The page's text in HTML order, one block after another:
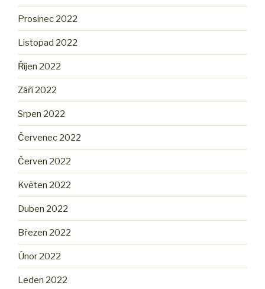
Prosinec 2022
Listopad 2022
Říjen 2022
Září 2022
Srpen 2022
Červenec 2022
Červen 2022
Květen 2022
Duben 2022
Březen 2022
Únor 2022
Leden 2022